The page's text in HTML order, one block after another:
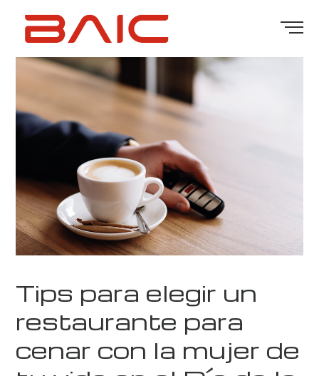
Tips para elegir un
restaurante para
cenar con la mujer de